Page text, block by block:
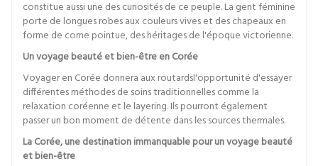
constitue aussi une des curiosités de ce peuple. La gent féminine
porte de longues robes aux couleurs vives et des chapeaux en
forme de corne pointue, des héritages de l'époque victorienne.
Un voyage beauté et bien-être en Corée
Voyager en Corée donnera aux routardsl'opportunité d'essayer
différentes méthodes de soins traditionnelles comme la
relaxation coréenne et le layering. Ils pourront également
passer un bon moment de détente dans les sources thermales.
La Corée, une destination immanquable pour un voyage beauté
et bien-être